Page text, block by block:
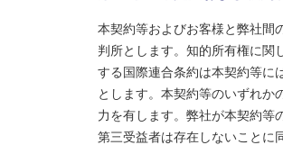
本契約等およびお客様と弊社間
判所とします。知的所有権に関
する国際連合条約は本契約等に
とします。本契約等のいずれか
力を有します。弊社が本契約等
第三受益者は存在しないことに